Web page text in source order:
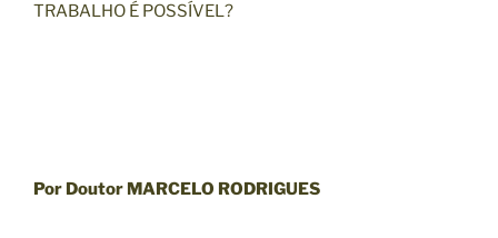
TRABALHO É POSSÍVEL?
Por Doutor MARCELO RODRIGUES